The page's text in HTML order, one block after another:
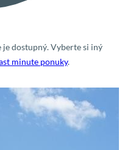
je dostupný. Vyberte si iný
minute ponuky.